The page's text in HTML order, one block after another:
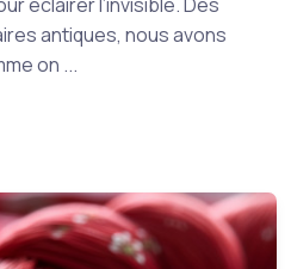
antiques, nous avons
on ...